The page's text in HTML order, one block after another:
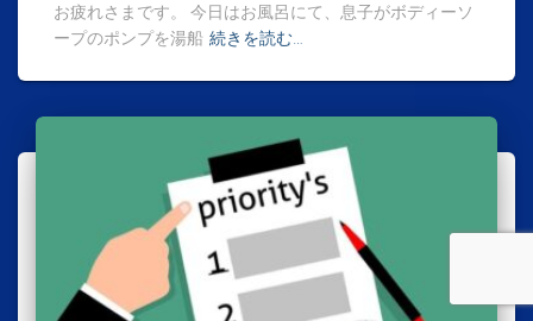
お疲れさまです。 今日はお風呂にて、息子がボディーソ
ープのポンプを湯船 続きを読む…